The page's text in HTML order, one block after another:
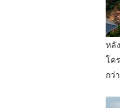
หลั
โค
กว่